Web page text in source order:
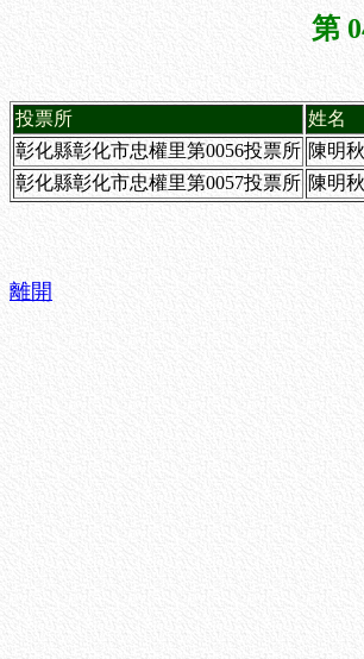
第
投票所 姓名
彰化縣彰化市忠權里第0056投票所 陳
彰化縣彰化市忠權里第0057投票所 陳
離開